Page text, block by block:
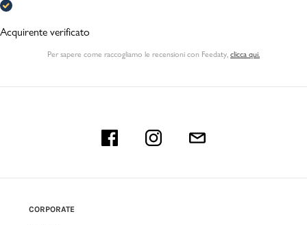
Acquirente verificato
Per sapere come raccogliamo le recensioni con Feedaty clicca qui.
CORPORATE